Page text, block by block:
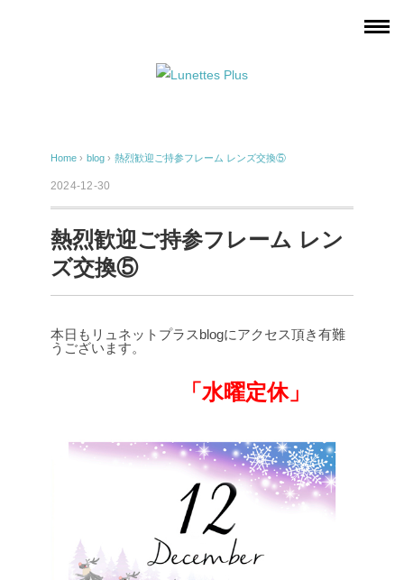
Home › blog › 熱烈歓迎ご持参フレーム レンズ交換⑤
2024-12-30
熱烈歓迎ご持参フレーム レン
ズ交換⑤
本日もリュネットプラスblogにアクセス頂き有難
うございます。
「水曜定休」